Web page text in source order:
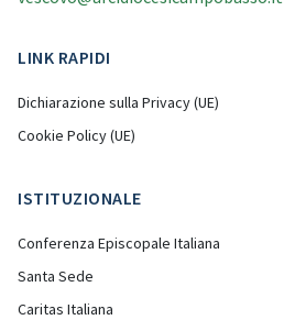
LINK RAPIDI
Dichiarazione sulla Privacy (UE)
Cookie Policy (UE)
ISTITUZIONALE
Conferenza Episcopale Italiana
Santa Sede
Caritas Italiana